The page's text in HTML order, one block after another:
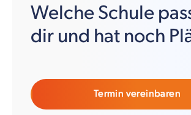
Welche Schule
dir und hat noch
Termin vereinbaren